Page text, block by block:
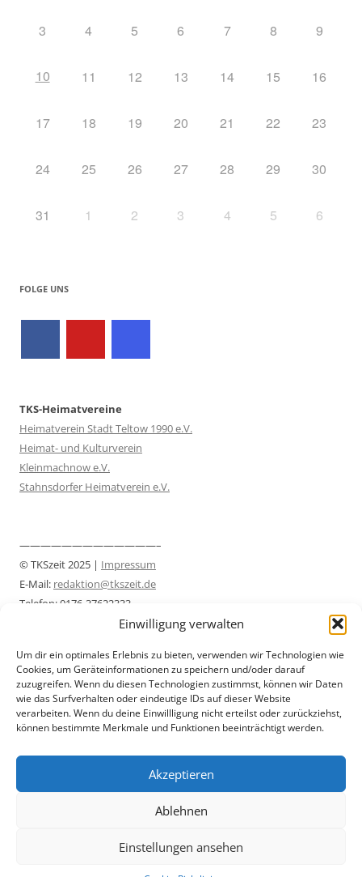
Einwilligung verwalten
Um dir ein optimales Erlebnis zu bieten, verwenden wir Technologien wie
Cookies, um Geräteinformationen zu speichern und/oder darauf
zuzugreifen. Wenn du diesen Technologien zustimmst, können wir Daten
wie das Surfverhalten oder eindeutige IDs auf dieser Website
verarbeiten. Wenn du deine Einwillligung nicht erteilst oder zurückziehst,
können bestimmte Merkmale und Funktionen beeinträchtigt werden.
Akzeptieren
Ablehnen
Einstellungen ansehen
3 4 5 6 7 8 9
10 11 12 13 14 15 16
17 18 19 20 21 22 23
24 25 26 27 28 29 30
31 1 2 3 4 5 6
FOLGE UNS
TKS-Heimatvereine
Heimatverein Stadt Teltow 1990 e.V.
Heimat- und Kulturverein
Kleinmachnow e.V.
Stahnsdorfer Heimatverein e.V.
—————————————–
© TKSzeit 2025 | Impressum
E-Mail: redaktion@tkszeit.de
Telefon: 0176-37622333
Datenschutzerklärung